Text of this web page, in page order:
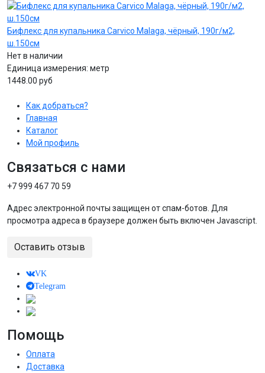
Бифлекс для купальника Carvico Malaga, чёрный, 190г/м2,
ш.150см
Нет в наличии
Единица измерения: метр
1448.00 руб
Как добраться?
Главная
Каталог
Мой профиль
Связаться с нами
+7 999 467 70 59
Адрес электронной почты защищен от спам-ботов. Для
просмотра адреса в браузере должен быть включен Javascript.
Оставить отзыв
VK
Telegram
Помощь
Оплата
Доставка